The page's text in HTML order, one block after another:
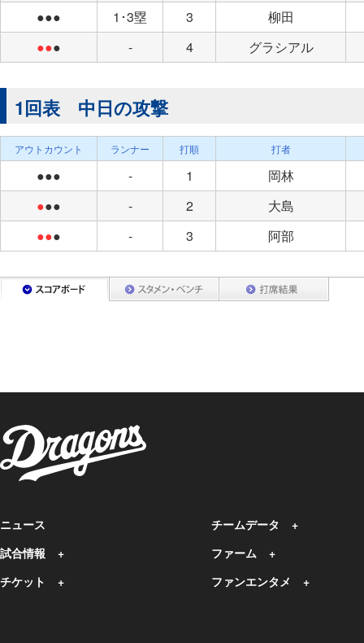
●●●
1･3塁 3
柳田
●●● - 4 グラシアル
1回表 中日の攻撃
アウトカウント ランナー 打順 打者
●●● - 1
岡林
●●● - 2
大島
●●● - 3 阿部
ニュース
試合情報
チケット
チームデータ
ファーム
ファンエンタメ